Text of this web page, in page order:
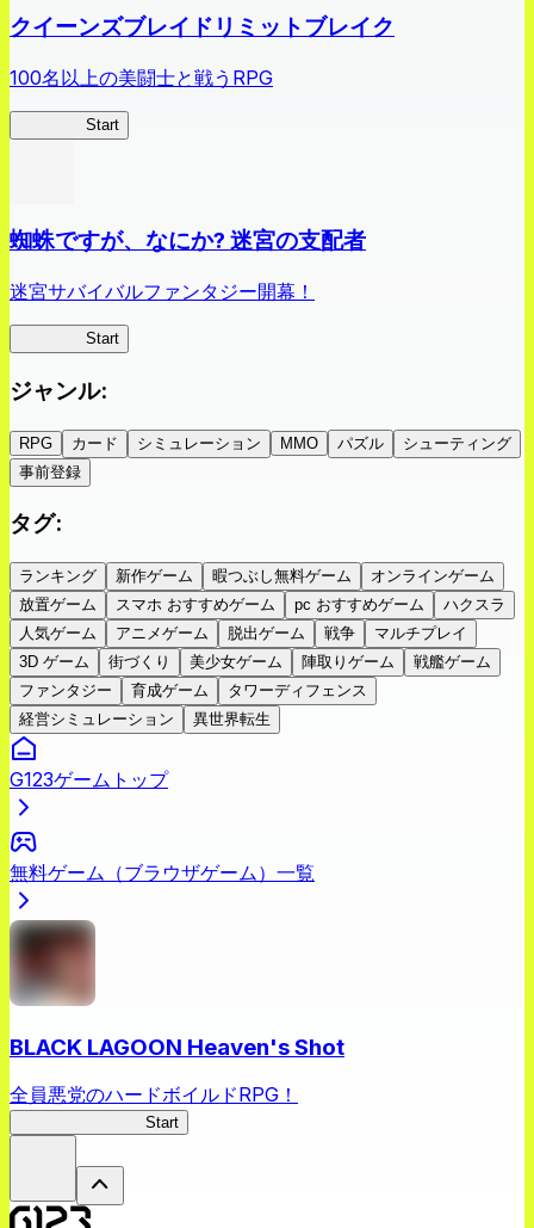
クイーンズブレイドリミットブレイク
100名以上の美闘士と戦うRPG
Start
蜘蛛ですが、なにか? 迷宮の支配者
迷宮サバイバルファンタジー開幕！
Start
ジャンル:
RPG カード シミュレーション MMO パズル
シューティング
事前登録
タグ:
ランキング 新作ゲーム 暇つぶし無料ゲーム
オンラインゲーム
放置ゲーム
スマホ おすすめゲーム pc おすすめゲーム
ハクスラ
人気ゲーム
アニメゲーム 脱出ゲーム 戦争
マルチプレイ
3D ゲーム
街づくり 美少女ゲーム 陣取りゲーム
戦艦ゲーム
ファンタジー
育成ゲーム
タワーディフェンス
経営シミュレーション
異世界転生
G123ゲームトップ
無料ゲーム（ブラウザゲーム）一覧
BLACK LAGOON Heaven's Shot
全員悪党のハードボイルドRPG！
Start